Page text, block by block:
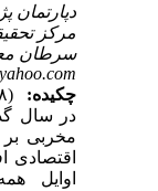
دپارتمان
مرکز
سرطان
چکیده:
مخربی بر
اقتصادی
اوایل